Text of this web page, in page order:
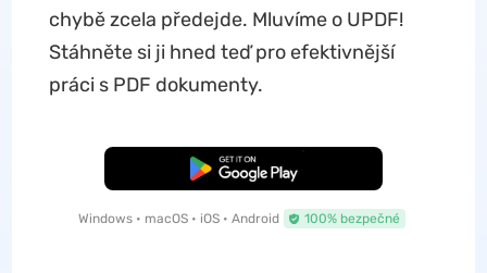
chybě zcela předejde. Mluvíme o UPDF!
Stáhněte si ji hned teď pro efektivnější
práci s PDF dokumenty.
Bezplatné stažení
Windows • macOS • iOS • Android 100% bezpečné